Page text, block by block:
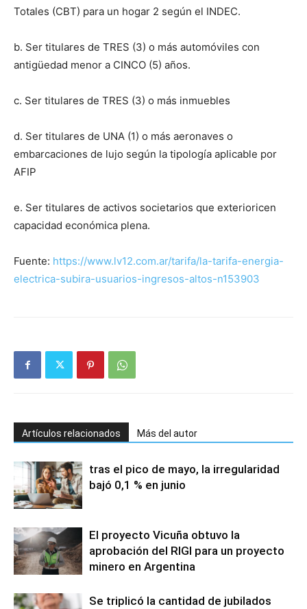
Totales (CBT) para un hogar 2 según el INDEC.
b. Ser titulares de TRES (3) o más automóviles con
antigüedad menor a CINCO (5) años.
c. Ser titulares de TRES (3) o más inmuebles
d. Ser titulares de UNA (1) o más aeronaves o
embarcaciones de lujo según la tipología aplicable por
AFIP
e. Ser titulares de activos societarios que exterioricen
capacidad económica plena.
Fuente: https://www.lv12.com.ar/tarifa/la-tarifa-energia-
electrica-subira-usuarios-ingresos-altos-n153903
Artículos relacionados Más del autor
tras el pico de mayo, la irregularidad
bajó 0,1 % en junio
El proyecto Vicuña obtuvo la
aprobación del RIGI para un proyecto
minero en Argentina
Se triplicó la cantidad de jubilados